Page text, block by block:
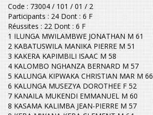
Code : 73004 / 101 / 01 / 2
Participants : 24 Dont : 6 F
Réussites : 22 Dont : 6 F
1 ILUNGA MWILAMBWE JONATHAN M 61
2 KABATUSWILA MANIKA PIERRE M 51
3 KAKERA KAPIMBILI ISAAC M 58
4 KALOMBO NGHANZA BERNARD M 57
5 KALUNGA KIPWAKA CHRISTIAN MAR M 66
6 KALUNGA MUSEZYA DOROTHEE F 52
7 KANAILA MUKENDI EMMANUEL M 60
8 KASAMA KALIMBA JEAN-PIERRE M 57